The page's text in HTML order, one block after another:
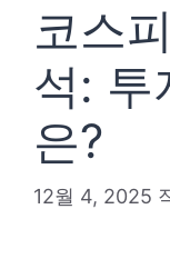
코스
석: 투
은?
12월 4, 2025